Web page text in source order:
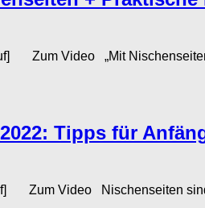
Zum Video „Mit
Tipps für
Zum Video Nischenseiten